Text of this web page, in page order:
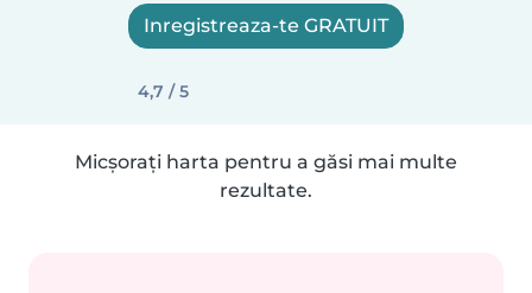
Inregistreaza-te GRATUIT
4,7 / 5
Micșorați harta pentru a găsi mai multe
rezultate.